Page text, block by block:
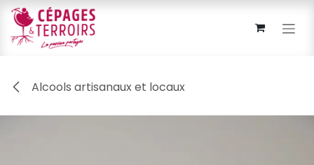
Se rendre au contenu
Alcools artisanaux et locaux